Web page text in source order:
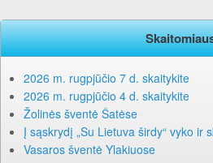
2026 m. rugpjūčio 7 d. skaitykite
2026 m. rugpjūčio 4 d. skaitykite
Žolinės šventė Šatėse
Į sąskrydį „Su Lietuva širdy“ vyko ir
Vasaros šventė Ylakiuose